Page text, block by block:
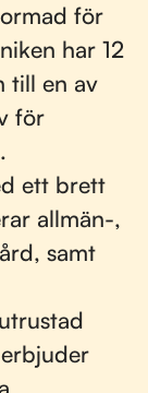
för
har 12
till en av
för
ett brett
allmän-,
samt